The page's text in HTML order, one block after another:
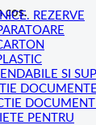
coș. REZERVE
SI
DOCUMENTE
PENTRU